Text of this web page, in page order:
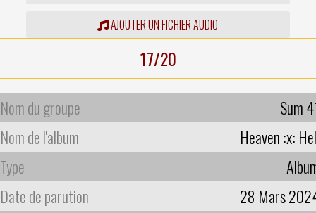
AJOUTER UN FICHIER AUDIO
17/20
Nom du groupe
Sum
Nom de l'album
Heaven :x:
Type
Date de parution
28 Mars